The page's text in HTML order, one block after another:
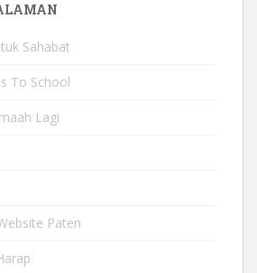
Sahabat
To School
Lagi
Paten